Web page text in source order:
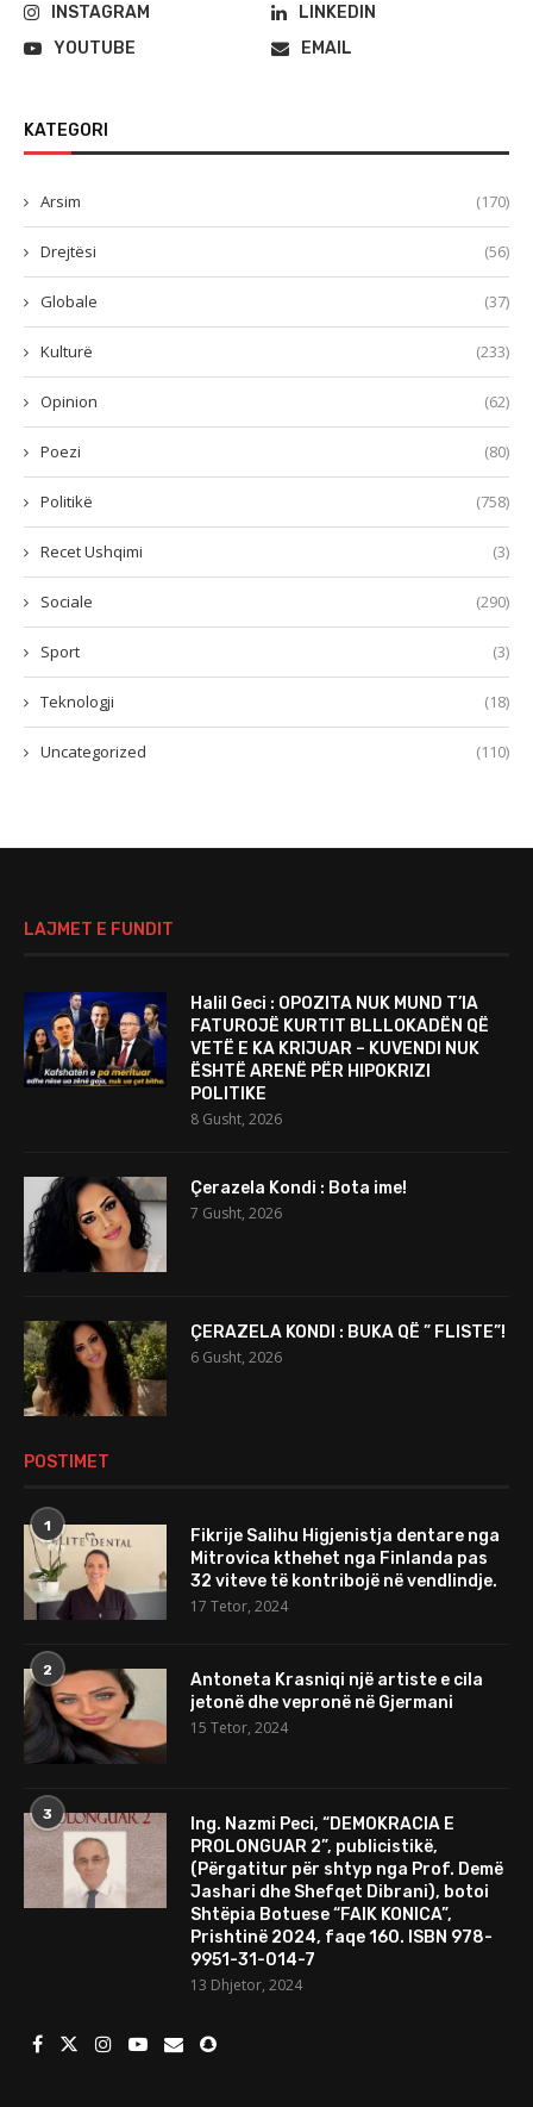
INSTAGRAM
LINKEDIN
YOUTUBE
EMAIL
KATEGORI
Arsim (170)
Drejtësi (56)
Globale (37)
Kulturë (233)
Opinion (62)
Poezi (80)
Politikë (758)
Recet Ushqimi (3)
Sociale (290)
Sport (3)
Teknologji (18)
Uncategorized (110)
LAJMET E FUNDIT
Halil Geci : OPOZITA NUK MUND T’IA
FATUROJË KURTIT BLLLOKADËN QË
VETË E KA KRIJUAR – KUVENDI NUK
ËSHTË ARENË PËR HIPOKRIZI
POLITIKE
8 Gusht, 2026
Çerazela Kondi : Bota ime!
7 Gusht, 2026
ÇERAZELA KONDI : BUKA QË ” FLISTE”!
6 Gusht, 2026
POSTIMET
1
Fikrije Salihu Higjenistja dentare nga
Mitrovica kthehet nga Finlanda pas
32 viteve të kontribojë në vendlindje.
17 Tetor, 2024
2
Antoneta Krasniqi një artiste e cila
jetonë dhe vepronë në Gjermani
15 Tetor, 2024
3
Ing. Nazmi Peci, “DEMOKRACIA E
PROLONGUAR 2”, publicistikë,
(Përgatitur për shtyp nga Prof. Demë
Jashari dhe Shefqet Dibrani), botoi
Shtëpia Botuese “FAIK KONICA”,
Prishtinë 2024, faqe 160. ISBN 978-
9951-31-014-7
13 Dhjetor, 2024